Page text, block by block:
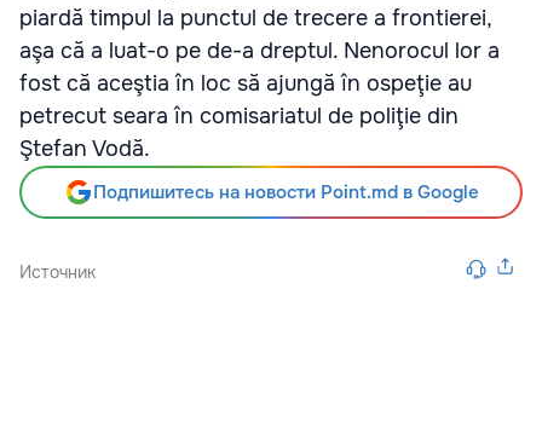
piardă timpul la punctul de trecere a frontierei,
aşa că a luat-o pe de-a dreptul. Nenorocul lor a
fost că aceştia în loc să ajungă în ospeţie au
petrecut seara în comisariatul de poliţie din
Ştefan Vodă.
Подпишитесь на новости Point.md в Google
Источник